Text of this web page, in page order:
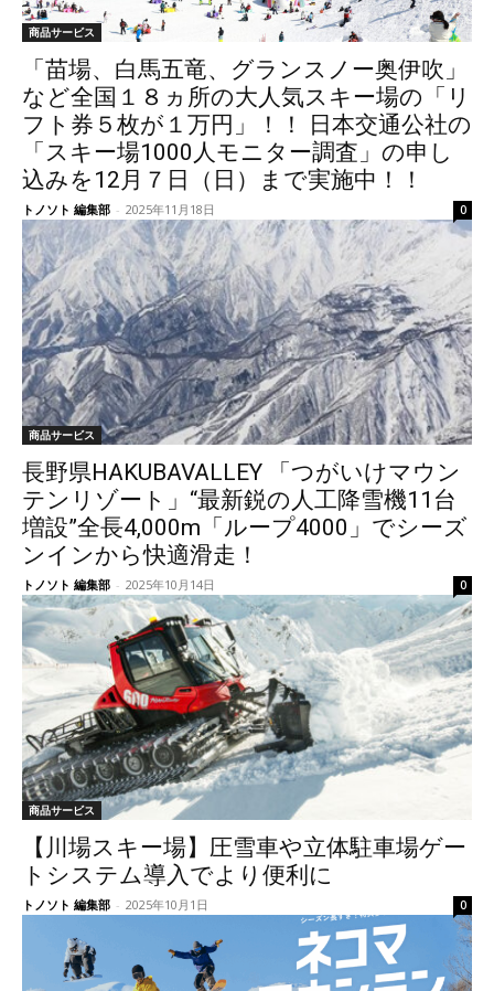
商品サービス
「苗場、白馬五竜、グランスノー奥伊吹」
など全国１８ヵ所の大人気スキー場の「リ
フト券５枚が１万円」！！ 日本交通公社の
「スキー場1000人モニター調査」の申し
込みを12月７日（日）まで実施中！！
トノソト 編集部 - 2025年11月18日 0
商品サービス
長野県HAKUBAVALLEY 「つがいけマウン
テンリゾート」“最新鋭の人工降雪機11台
増設”全長4,000m「ループ4000」でシーズ
ンインから快適滑走！
トノソト 編集部 - 2025年10月14日 0
商品サービス
【川場スキー場】圧雪車や立体駐車場ゲー
トシステム導入でより便利に
トノソト 編集部 - 2025年10月1日 0